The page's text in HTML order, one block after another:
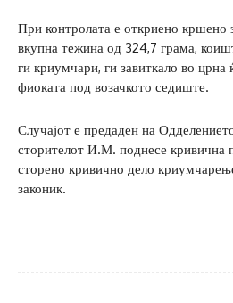
При контролата е откриено кршено
вкупна тежина од 324,7 грама,
ги криумчари, ги завиткало во црна
фиоката под возачкото седиште.
Случајот е предаден на
сторителот И.М. поднесе кривична
сторено кривично дело
законик.